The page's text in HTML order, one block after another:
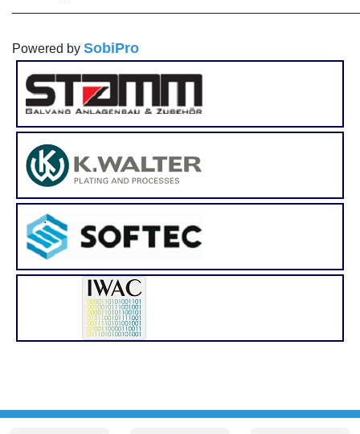
Powered by SobiPro